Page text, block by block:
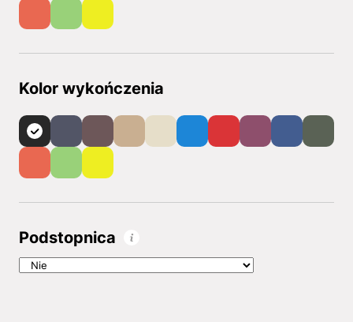
Kolor wykończenia
Podstopnica